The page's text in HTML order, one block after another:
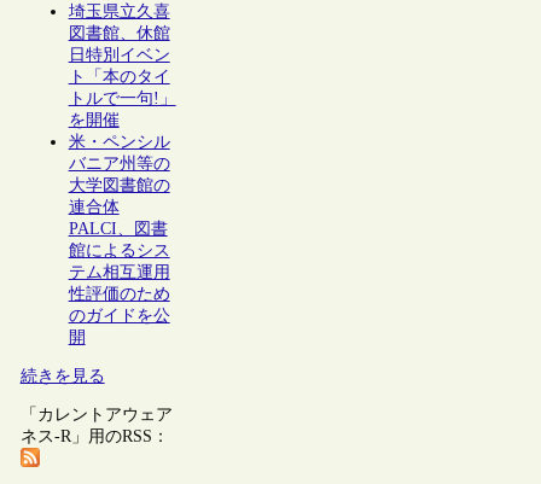
埼玉県立久喜
図書館、休館
日特別イベン
ト「本のタイ
トルで一句!」
を開催
米・ペンシル
バニア州等の
大学図書館の
連合体
PALCI、図書
館によるシス
テム相互運用
性評価のため
のガイドを公
開
続きを見る
「カレントアウェア
ネス-R」用のRSS：